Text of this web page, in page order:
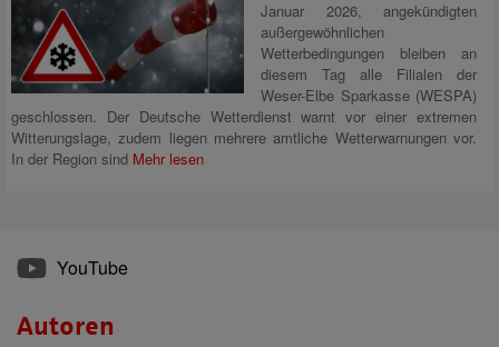
Januar 2026, angekündigten
außergewöhnlichen
Wetterbedingungen bleiben an
diesem Tag alle Filialen der
Weser-Elbe Sparkasse (WESPA)
geschlossen. Der Deutsche Wetterdienst warnt vor einer extremen
Witterungslage, zudem liegen mehrere amtliche Wetterwarnungen vor.
In der Region sind Mehr lesen
YouTube
Autoren